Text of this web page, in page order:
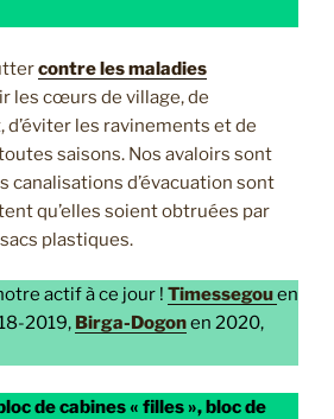
contre les maladies
les cœurs de village, de
d’éviter les ravinements et de
saisons. Nos avaloirs sont
canalisations d’évacuation sont
qu’elles soient obtruées par
plastiques.
actif à ce jour ! Timessegouen
2019, Birga-Dogonen 2020,
de cabines « filles », bloc de